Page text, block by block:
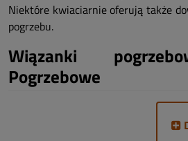
Niektóre kwiaciarnie oferują także
pogrzebu.
Wiązanki
Pogrzebowe